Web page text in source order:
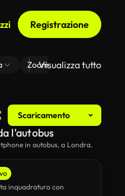
Registrazione
Zoom Di Sfondo Virtuale
Visualizza tutto
Scaricamento
inquadratura con
l'autobus
in autobus, a Londra.